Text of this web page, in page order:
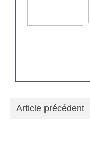
Article précédent